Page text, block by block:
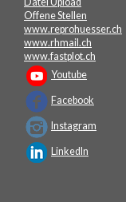
Offene Stellen
www.reprohuesser.ch
www.rhmail.ch
www.fastplot.ch
Youtube
Facebook
Instagram
LinkedIn